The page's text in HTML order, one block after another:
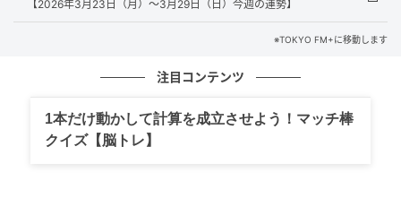
【2026年3月23日（月）～3月29日（日）今週の運勢】
※TOKYO FM+に移動します
注目コンテンツ
1本だけ動かして計算を成立させよう！マッチ棒
クイズ【脳トレ】